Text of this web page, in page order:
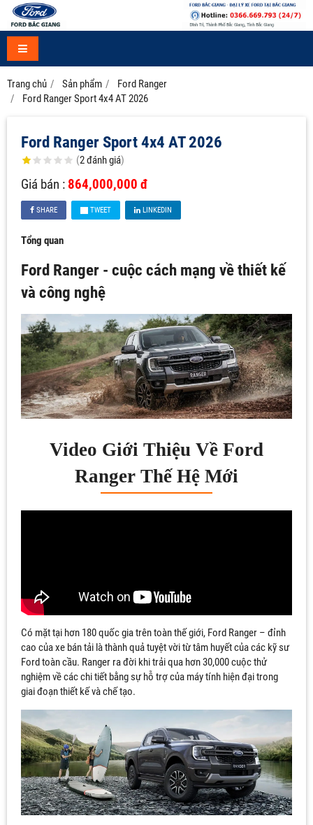
Trang chủ Sản phẩm
Ford Ranger
Ford Ranger Sport 4x4 AT 2026
Ford Ranger Sport 4x4 AT 2026
(2đánh giá)
Giá bán : 864,000,000 đ
SHARE TWEET LINKEDIN
Tổng quan
Ford Ranger - cuộc cách mạng về thiết kế
và công nghệ
Video Giới Thiệu Về Ford
Ranger Thế Hệ Mới
Có mặt tại hơn 180 quốc gia trên toàn thế giới, Ford Ranger – đỉnh
cao của xe bán tải là thành quả tuyệt vời từ tâm huyết của các kỹ sư
Ford toàn cầu. Ranger ra đời khi trải qua hơn 30,000 cuộc thử
nghiệm về các chi tiết bằng sự hỗ trợ của máy tính hiện đại trong
giai đoạn thiết kế và chế tạo.